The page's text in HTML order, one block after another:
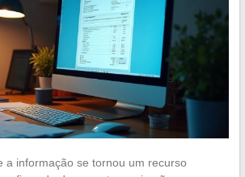
a informação se tornou um recurso